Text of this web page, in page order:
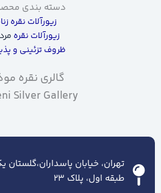
دسته بندی
زیورآلات نقره
زیورآلات نقره
ظروف تزئینی و
گالری نقره
Silver Gallery
تهران، خیابان
طبقه اول، پلاک ۲۳